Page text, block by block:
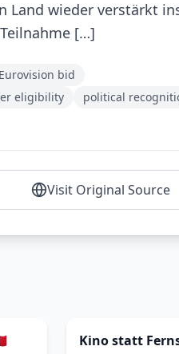
Land wieder verstärkt
[…]
bid
eligibility
political
Visit Original Source
Kino statt